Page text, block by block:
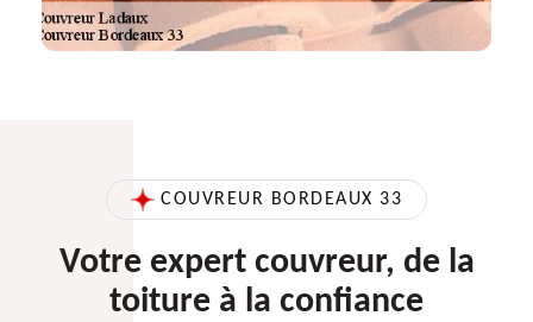
COUVREUR BORDEAUX 33
Votre expert couvreur, de la
toiture à la confiance